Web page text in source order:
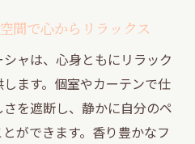
間で心からリラックス
ャは、心身ともにリラック
ます。個室やカーテンで仕
を遮断し、静かに自分のペ
ができます。香り豊かなフ